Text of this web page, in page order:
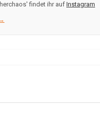
findet ihr auf Instagram